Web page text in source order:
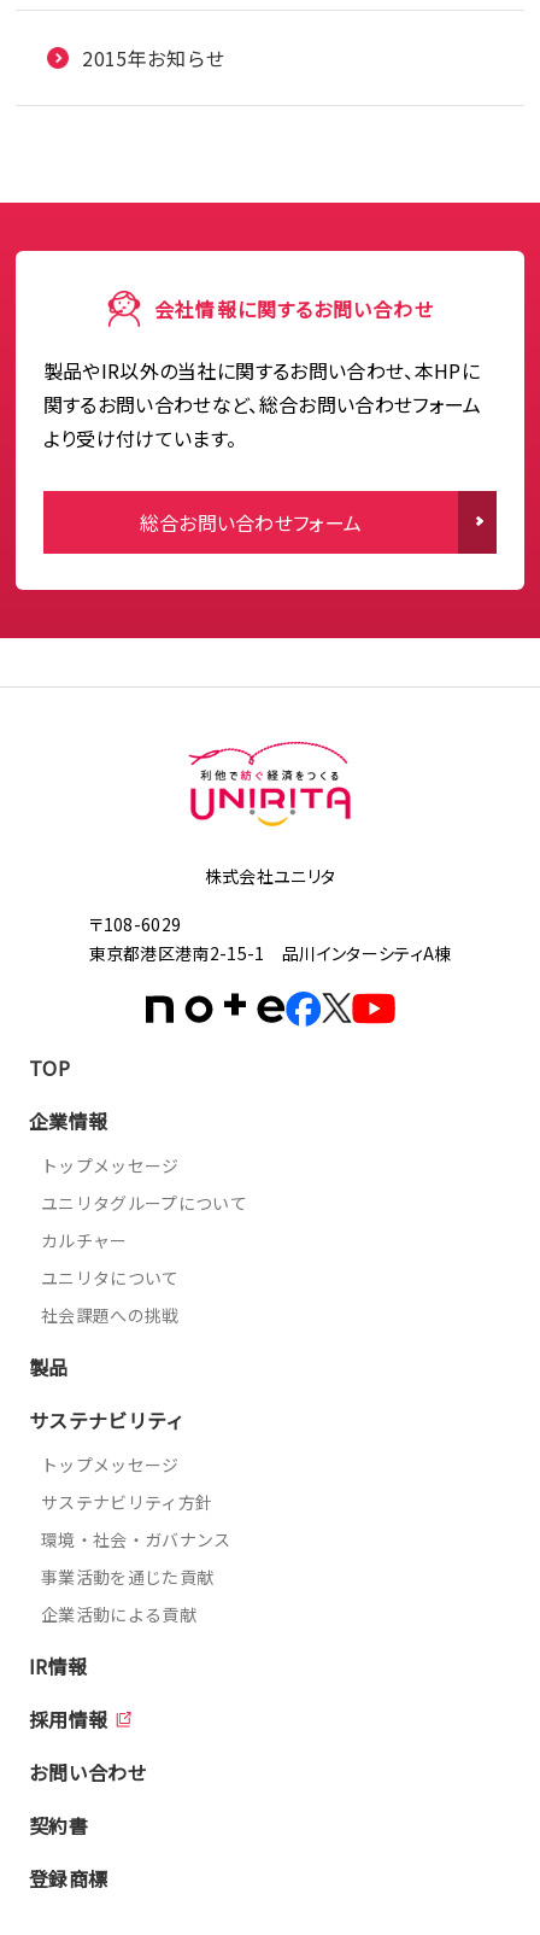
2015年お知らせ
会社情報に関するお問い合わせ
製品やIR以外の当社に関するお問い合わせ、本HPに
関するお問い合わせなど、総合お問い合わせフォーム
より受け付けています。
総合お問い合わせフォーム
株式会社ユニリタ
〒108-6029
東京都港区港南2-15-1 品川インターシティA棟
TOP
企業情報
トップメッセージ
ユニリタグループについて
カルチャー
ユニリタについて
社会課題への挑戦
製品
サステナビリティ
トップメッセージ
サステナビリティ方針
環境・社会・ガバナンス
事業活動を通じた貢献
企業活動による貢献
IR情報
採用情報
お問い合わせ
契約書
登録商標